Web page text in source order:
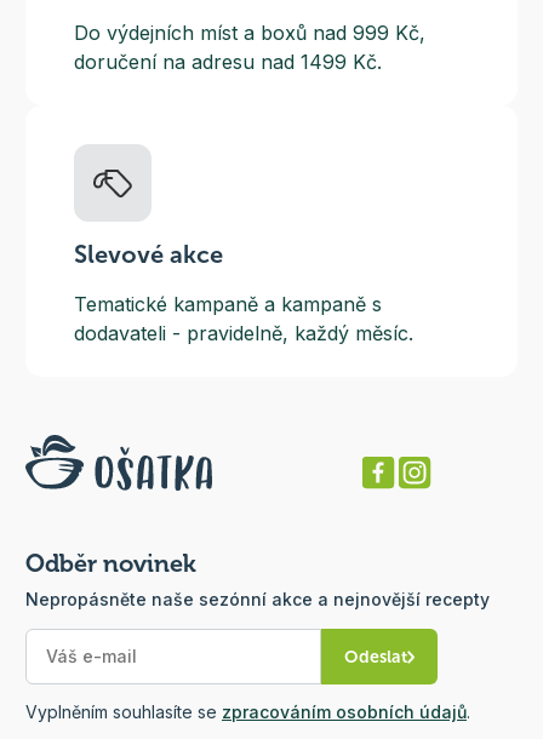
Do výdejních míst a boxů nad 999 Kč,
doručení na adresu nad 1499 Kč.
Slevové akce
Tematické kampaně a kampaně s
dodavateli - pravidelně, každý měsíc.
Odběr novinek
Nepropásněte naše sezónní akce a nejnovější recepty
Odeslat
Vyplněním souhlasíte se zpracováním osobních údajů.